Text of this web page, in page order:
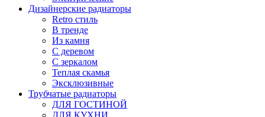
Дизайнерские радиаторы
Retro стиль
В тренде
Из камня
С деревом
С зеркалом
Теплая скамья
Эксклюзивные
Трубчатые радиаторы
ДЛЯ ГОСТИНОЙ
ДЛЯ КУХНИ